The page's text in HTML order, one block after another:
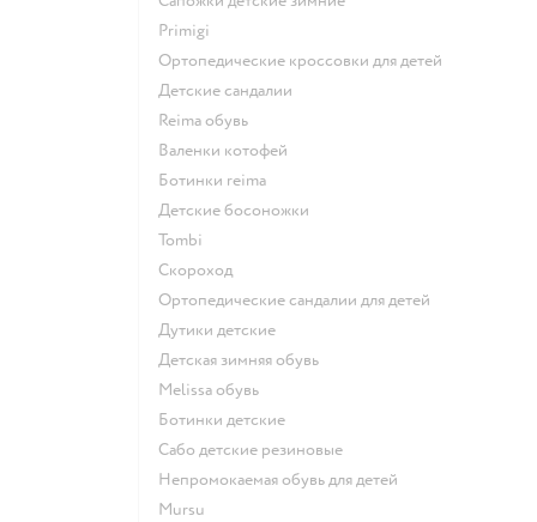
Primigi
Ортопедические кроссовки для детей
Детские сандалии
Reima обувь
Валенки котофей
Ботинки reima
Детские босоножки
Tombi
Скороход
Ортопедические сандалии для детей
Дутики детские
Детская зимняя обувь
Melissa обувь
Ботинки детские
Сабо детские резиновые
Непромокаемая обувь для детей
Mursu